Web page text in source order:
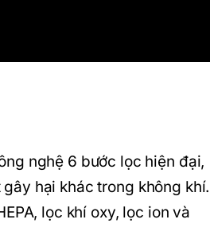
nghệ 6 bước lọc hiện đại,
hại khác trong không khí.
lọc khí oxy, lọc ion và